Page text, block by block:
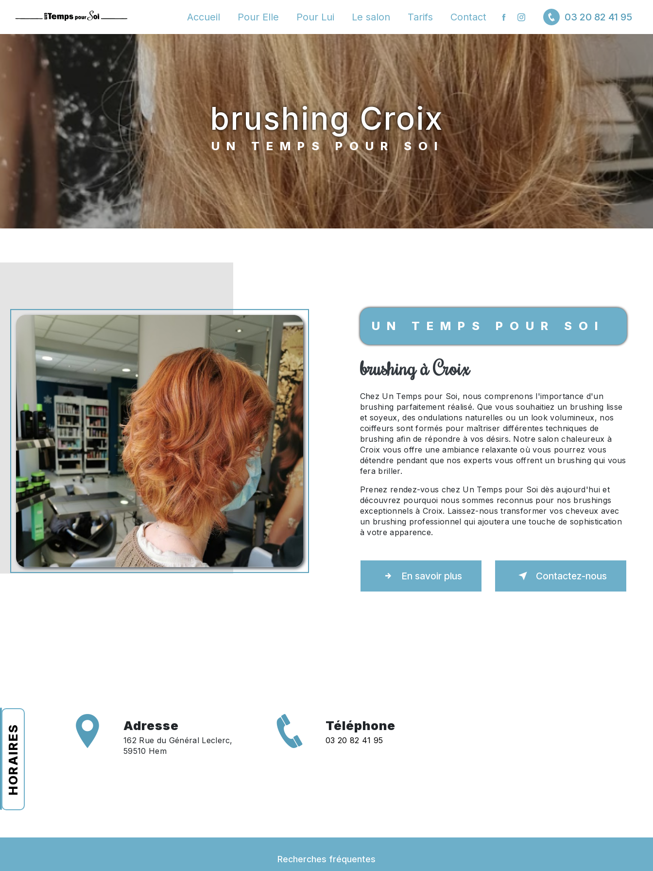
HORAIRES
Accueil Pour Elle Pour Lui Le salon Tarifs Contact 03 20 82 41 95
brushing Croix
UN TEMPS POUR SOI
UN TEMPS POUR SOI
brushing à Croix
Chez Un Temps pour Soi, nous comprenons l'importance d'un
brushing parfaitement réalisé. Que vous souhaitiez un brushing lisse
et soyeux, des ondulations naturelles ou un look volumineux, nos
coiffeurs sont formés pour maîtriser différentes techniques de
brushing afin de répondre à vos désirs. Notre salon chaleureux à
Croix vous offre une ambiance relaxante où vous pourrez vous
détendre pendant que nos experts vous offrent un brushing qui vous
fera briller.
Prenez rendez-vous chez Un Temps pour Soi dès aujourd'hui et
découvrez pourquoi nous sommes reconnus pour nos brushings
exceptionnels à Croix. Laissez-nous transformer vos cheveux avec
un brushing professionnel qui ajoutera une touche de sophistication
à votre apparence.
En savoir plus Contactez-nous
Adresse
162 Rue du Général Leclerc,
59510 Hem
Téléphone
03 20 82 41 95
Recherches fréquentes